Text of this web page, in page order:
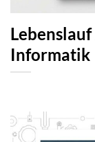
Informatik